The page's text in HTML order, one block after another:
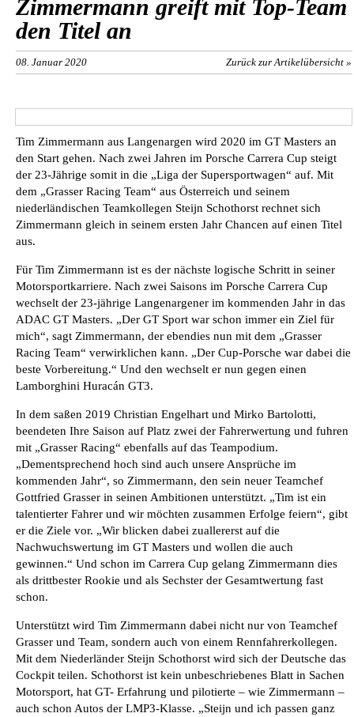
Zimmermann greift mit Top-Team
den Titel an
08. Januar 2020 Zurück zur Artikelübersicht »
Tim Zimmermann aus Langenargen wird 2020 im GT Masters an
den Start gehen. Nach zwei Jahren im Porsche Carrera Cup steigt
der 23-Jährige somit in die „Liga der Supersportwagen“ auf. Mit
dem „Grasser Racing Team“ aus Österreich und seinem
niederländischen Teamkollegen Steijn Schothorst rechnet sich
Zimmermann gleich in seinem ersten Jahr Chancen auf einen Titel
aus.
Für Tim Zimmermann ist es der nächste logische Schritt in seiner
Motorsportkarriere. Nach zwei Saisons im Porsche Carrera Cup
wechselt der 23-jährige Langenargener im kommenden Jahr in das
ADAC GT Masters. „Der GT Sport war schon immer ein Ziel für
mich“, sagt Zimmermann, der ebendies nun mit dem „Grasser
Racing Team“ verwirklichen kann. „Der Cup-Porsche war dabei die
beste Vorbereitung.“ Und den wechselt er nun gegen einen
Lamborghini Huracán GT3.
In dem saßen 2019 Christian Engelhart und Mirko Bartolotti,
beendeten Ihre Saison auf Platz zwei der Fahrerwertung und fuhren
mit „Grasser Racing“ ebenfalls auf das Teampodium.
„Dementsprechend hoch sind auch unsere Ansprüche im
kommenden Jahr“, so Zimmermann, den sein neuer Teamchef
Gottfried Grasser in seinen Ambitionen unterstützt. „Tim ist ein
talentierter Fahrer und wir möchten zusammen Erfolge feiern“, gibt
er die Ziele vor. „Wir blicken dabei zuallererst auf die
Nachwuchswertung im GT Masters und wollen die auch
gewinnen.“ Und schon im Carrera Cup gelang Zimmermann dies
als drittbester Rookie und als Sechster der Gesamtwertung fast
schon.
Unterstützt wird Tim Zimmermann dabei nicht nur von Teamchef
Grasser und Team, sondern auch von einem Rennfahrerkollegen.
Mit dem Niederländer Steijn Schothorst wird sich der Deutsche das
Cockpit teilen. Schothorst ist kein unbeschriebenes Blatt in Sachen
Motorsport, hat GT- Erfahrung und pilotierte – wie Zimmermann –
auch schon Autos der LMP3-Klasse. „Steijn und ich passen ganz